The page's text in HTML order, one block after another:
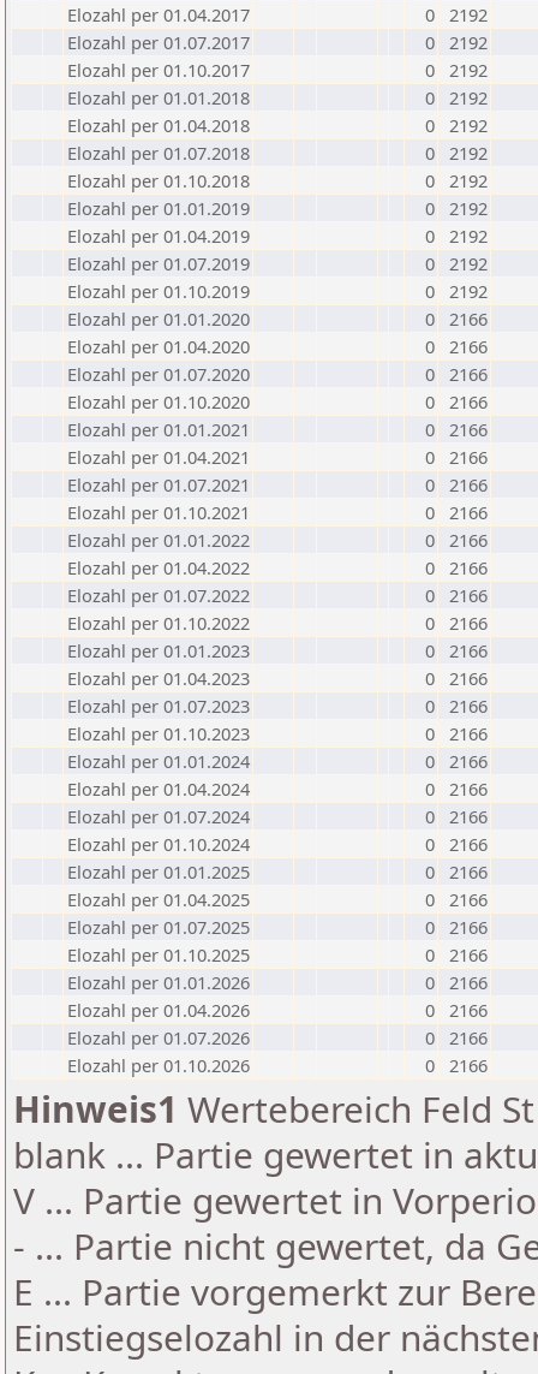
Elozahl per 01.04.2017
0 2192
Elozahl per 01.07.2017
0 2192
Elozahl per 01.10.2017
0 2192
Elozahl per 01.01.2018
0 2192
Elozahl per 01.04.2018
0 2192
Elozahl per 01.07.2018
0 2192
Elozahl per 01.10.2018
0 2192
Elozahl per 01.01.2019
0 2192
Elozahl per 01.04.2019
0 2192
Elozahl per 01.07.2019
0 2192
Elozahl per 01.10.2019
0 2192
Elozahl per 01.01.2020
0 2166
Elozahl per 01.04.2020
0 2166
Elozahl per 01.07.2020
0 2166
Elozahl per 01.10.2020
0 2166
Elozahl per 01.01.2021
0 2166
Elozahl per 01.04.2021
0 2166
Elozahl per 01.07.2021
0 2166
Elozahl per 01.10.2021
0 2166
Elozahl per 01.01.2022
0 2166
Elozahl per 01.04.2022
0 2166
Elozahl per 01.07.2022
0 2166
Elozahl per 01.10.2022
0 2166
Elozahl per 01.01.2023
0 2166
Elozahl per 01.04.2023
0 2166
Elozahl per 01.07.2023
0 2166
Elozahl per 01.10.2023
0 2166
Elozahl per 01.01.2024
0 2166
Elozahl per 01.04.2024
0 2166
Elozahl per 01.07.2024
0 2166
Elozahl per 01.10.2024
0 2166
Elozahl per 01.01.2025
0 2166
Elozahl per 01.04.2025
0 2166
Elozahl per 01.07.2025
0 2166
Elozahl per 01.10.2025
0 2166
Elozahl per 01.01.2026
0 2166
Elozahl per 01.04.2026
0 2166
Elozahl per 01.07.2026
0 2166
Elozahl per 01.10.2026
0 2166
Hinweis1 Wertebereich Feld
blank ... Partie gewertet in
V ... Partie gewertet in
- ... Partie nicht gewertet, da
E ... Partie vorgemerkt zur
Einstiegselozahl in der